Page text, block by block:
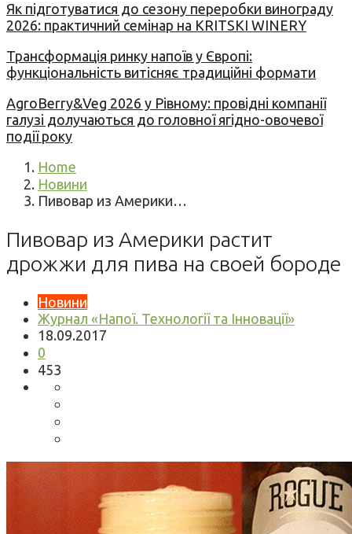
Як підготуватися до сезону переробки винограду
2026: практичний семінар на KRITSKI WINERY
Трансформація ринку напоїв у Європі:
функціональність витісняє традиційні формати
AgroBerry&Veg 2026 у Рівному: провідні компанії
галузі долучаються до головної ягідно-овочевої
події року
Home
Новини
Пивовар из Америки…
Пивовар из Америки растит
дрожжи для пива на своей бороде
Новини
Журнал «Напої. Технології та Інновації»
18.09.2017
0
453